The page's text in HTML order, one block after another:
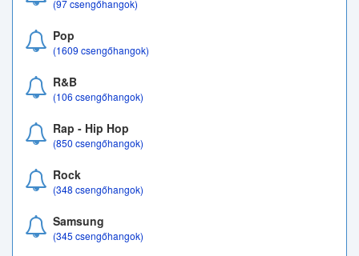
(97 csengőhangok)
Pop
(1609 csengőhangok)
R&B
(106 csengőhangok)
Rap - Hip Hop
(850 csengőhangok)
Rock
(348 csengőhangok)
Samsung
(345 csengőhangok)